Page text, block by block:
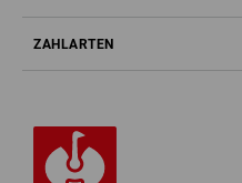
ZAHLARTEN